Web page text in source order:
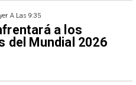
A Las 9:35
a los
del Mundial 2026